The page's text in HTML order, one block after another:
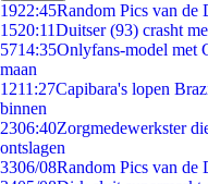
1922:45Random Pics van de
1520:11Duitser (93) crasht
5714:35Onlyfans-model met
maan
1211:27Capibara's lopen
binnen
2306:40Zorgmedewerkster
ontslagen
3306/08Random Pics van de